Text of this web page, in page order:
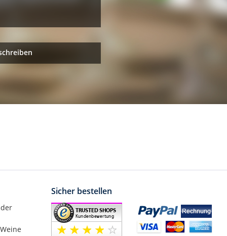
Sicher bestellen